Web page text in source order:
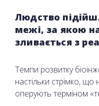
Людство
межі, за якою
зливається з
Темпи розвитку
настільки стрімко, що
оперують терміном